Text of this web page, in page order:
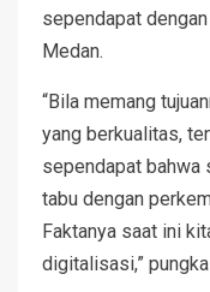
sependapat
Medan.
“Bila memang
yang berkualitas,
sependapat
tabu dengan
Faktanya saat ini
digitalisasi,”